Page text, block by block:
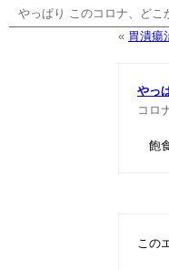
やっぱり このコロナ、どこ
« 胃潰瘍
やっ
コロ
飽
この